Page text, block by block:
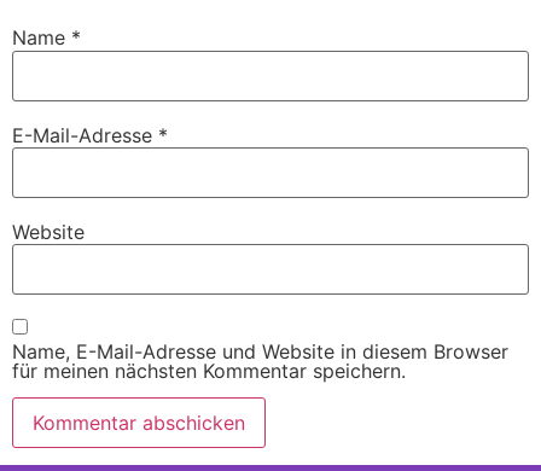
Name *
E-Mail-Adresse *
Website
Name, E-Mail-Adresse und Website in diesem Browser
für meinen nächsten Kommentar speichern.